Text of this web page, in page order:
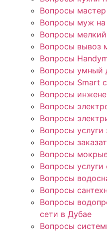
Вопросы
Вопросы муж на
Вопросы
Вопросы вывоз
Вопросы
Вопросы умный
Вопросы Smart
Вопросы
Вопросы
Вопросы
Вопросы услуги
Вопросы
Вопросы
Вопросы услуги
Вопросы
Вопросы
Вопросы
сети в Дубае
Вопросы